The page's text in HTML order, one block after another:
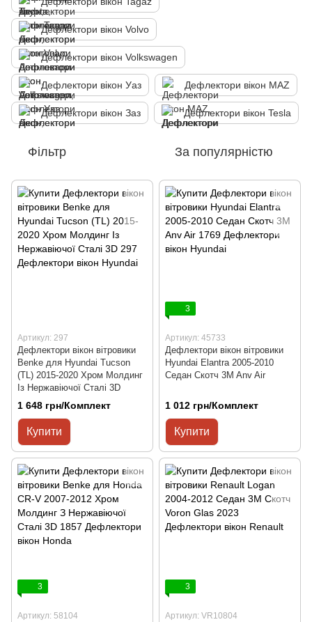
Дефлектори вікон Volvo
Дефлектори вікон Volkswagen
Дефлектори вікон Уаз Дефлектори вікон MAZ
Дефлектори вікон Заз Дефлектори вікон Tesla
Фільтр За популярністю
Артикул: 297
Дефлектори вікон вітровики
Benke для Hyundai Tucson
(TL) 2015-2020 Хром Молдинг
Із Нержавіючої Сталі 3D
1 648 грн/Комплект
Купити
3
Артикул: 45733
Дефлектори вікон вітровики
Hyundai Elantra 2005-2010
Седан Скотч 3M Anv Air
1 012 грн/Комплект
Купити
3
Артикул: 58104
3
Артикул: VR10804